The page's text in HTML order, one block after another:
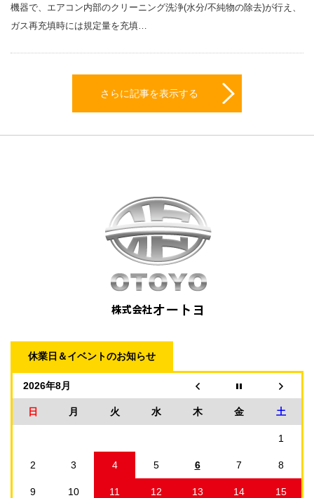
機器で、エアコン内部のクリーニング洗浄(水分/不純物の除去)が行え、
ガス再充填時には規定量を充填…
さらに記事を表示する
休業日＆イベントのお知らせ
2026年8月
日 月 火 水 木 金 土
1
2 3 4 5 6 7 8
9 10 11 12 13 14 15